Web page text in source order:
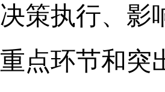
决策执行、影
重点环节和突